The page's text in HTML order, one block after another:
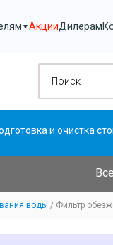
▼АкцииДилерам
и очистка
воды Фильтр